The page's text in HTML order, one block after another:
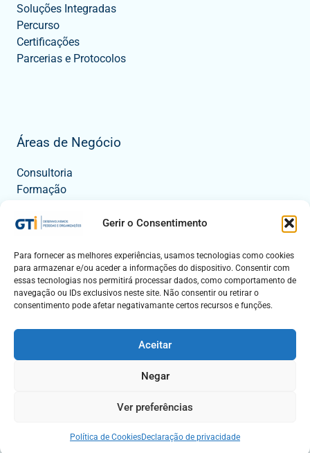
Gerir o Consentimento
Para fornecer as melhores experiências, usamos tecnologias como cookies
para armazenar e/ou aceder a informações do dispositivo. Consentir com
essas tecnologias nos permitirá processar dados, como comportamento de
navegação ou IDs exclusivos neste site. Não consentir ou retirar o
consentimento pode afetar negativamante certos recursos e funções.
Aceitar
Negar
Ver preferências
Política de CookiesDeclaração de privacidade
Soluções Integradas
Percurso
Certificações
Parcerias e Protocolos
Áreas de Negócio
Consultoria
Formação
Eventos
Contactos
Mapa
Livro de Reclamações.
Política de Privacidade